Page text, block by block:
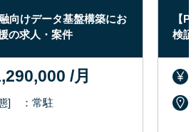
向けデータ基盤構築にお
の求人・案件
/月
] ：常駐
【
検